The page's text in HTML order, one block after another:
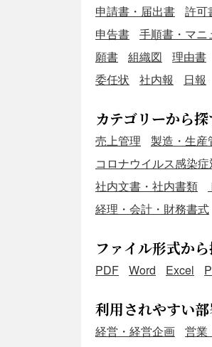
申請書・届出書 許可
申告書
手順書・マニ
願書
組織図 理由書
委任状
社内報 日報
カテゴリーから探
売上管理 製造・生産
コロナウイルス感染
社内文書・社内書類
経理・会計・財務書式
ファイル形式か
PDF Word Excel
利用されやすい
経営・経営企画 営業